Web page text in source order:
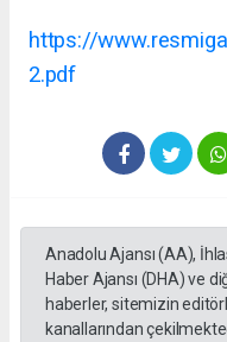
https://
2.pdf
Anadolu Ajansı (AA),
Haber Ajansı (DHA) ve
haberler, sitemizin
kanallarından